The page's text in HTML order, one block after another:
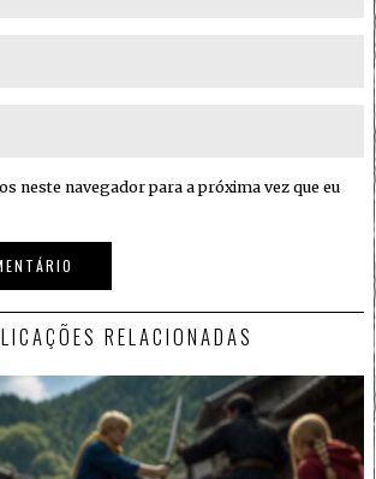
neste navegador para a próxima vez que eu
RELACIONADAS